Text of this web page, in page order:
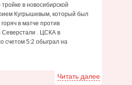
в новосибирской
Кугрышевым, который был
в матче против
Северстали . ЦСКА в
счетом 5:2 обыграл на
Читать далее